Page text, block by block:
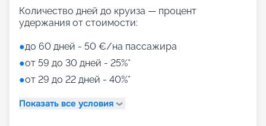
Количество дней до круиза — процент
удержания от стоимости:
●до 60 дней - 50 €/на пассажира
●от 59 до 30 дней - 25%*
●от 29 до 22 дней - 40%*
Показать все условия